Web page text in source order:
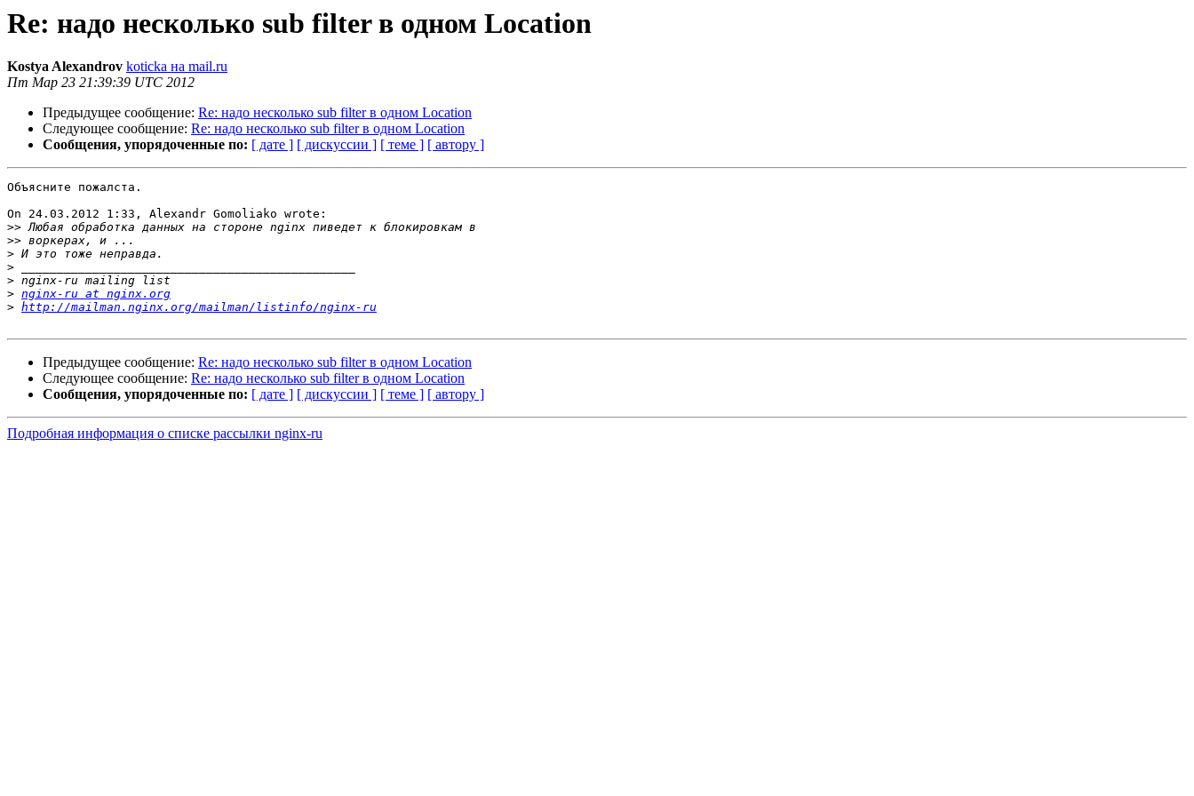
Re: надо несколько sub filter в одном Location
Kostya Alexandrov koticka на mail.ru
Пт Мар 23 21:39:39 UTC 2012
Предыдущее сообщение: Re: надо несколько sub filter в одном Location
Следующее сообщение: Re: надо несколько sub filter в одном Location
Сообщения, упорядоченные по: [ дате ] [ дискуссии ] [ теме ] [ автору ]
Объясните пожалста.
On 24.03.2012 1:33, Alexandr Gomoliako wrote:
>>
>>
>
>
>
> nginx-ru at nginx.org
> http://mailman.nginx.org/mailman/listinfo/nginx-ru
Предыдущее сообщение: Re: надо несколько sub filter в одном Location
Следующее сообщение: Re: надо несколько sub filter в одном Location
Сообщения, упорядоченные по: [ дате ] [ дискуссии ] [ теме ] [ автору ]
Подробная информация о списке рассылки nginx-ru